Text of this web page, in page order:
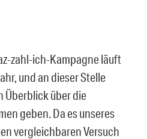
zahl-ich-Kampagne läuft
und an dieser Stelle
Überblick über die
geben. Da es unseres
vergleichbaren Versuch